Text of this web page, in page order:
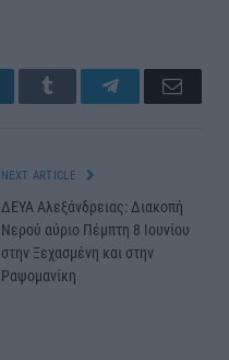
Tumblr TelegramEmail
NEXT ARTICLE
ΔΕΥΑ Αλεξάνδρειας: Διακοπή
Νερού αύριο Πέμπτη 8 Ιουνίου
στην Ξεχασμένη και στην
Ραψομανίκη